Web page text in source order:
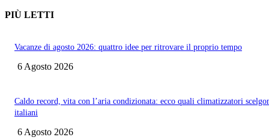
PIÙ LETTI
Vacanze di agosto 2026: quattro idee per ritrovare il proprio tempo
6 Agosto 2026
Caldo record, vita con l’aria condizionata: ecco quali climatizzatori
italiani
6 Agosto 2026